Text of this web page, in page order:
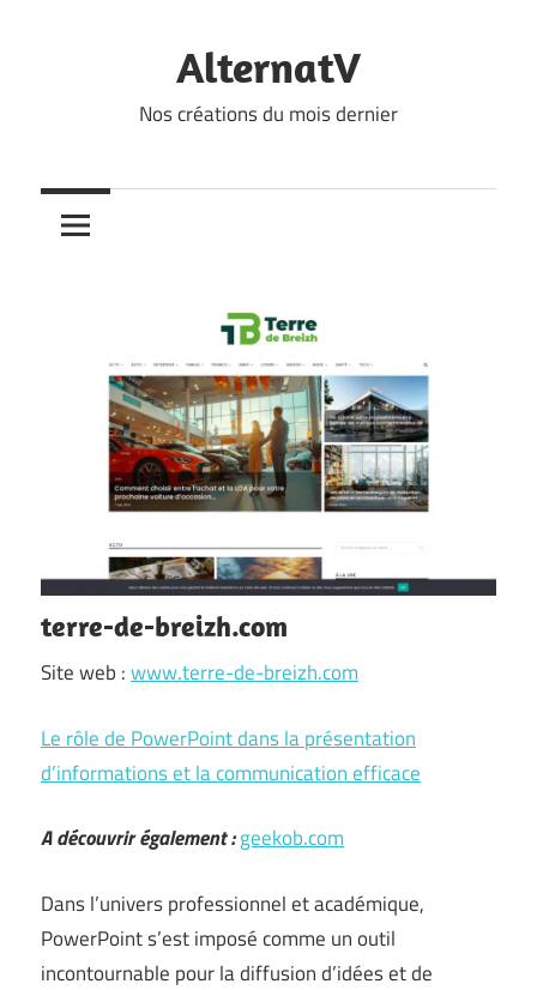
AlternatV
Nos créations du mois dernier
terre-de-breizh.com
Site web :www.terre-de-breizh.com
Le rôle de PowerPoint dans la présentation
d’informations et la communication efficace
A découvrir également :geekob.com
Dans l’univers professionnel et académique,
PowerPoint s’est imposé comme un outil
incontournable pour la diffusion d’idées et de